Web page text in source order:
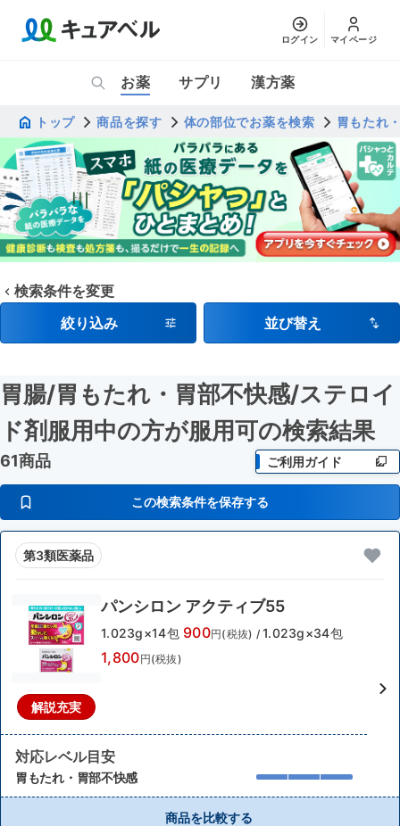
ログイン マイページ
お薬 サプリ 漢方薬
トップ 商品を探す 体の部位でお薬を検索 胃もたれ
検索条件を変更
絞り込み
並び替え
胃腸/胃もたれ・胃部不快感/ステロイ
ド剤服用中の方が服用可の検索結果
61商品 ご利用ガイド
この検索条件を保存する
第3類医薬品
解説充実
パンシロン アクティブ55
1.023g×14包 900円(税抜) / 1.023g×34包
1,800円(税抜)
対応レベル目安
胃もたれ・胃部不快感
商品を比較する